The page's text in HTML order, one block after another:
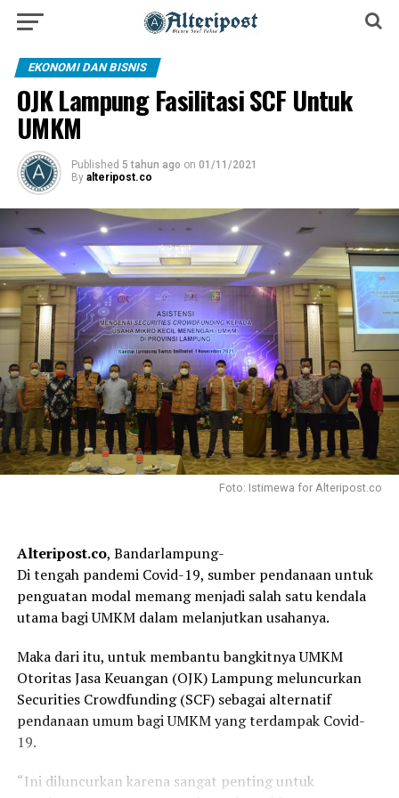
EKONOMI DAN BISNIS
OJK Lampung Fasilitasi SCF Untuk
UMKM
Published 5 tahun ago on 01/11/2021
By alteripost.co
Foto: Istimewa for Alteripost.co
Alteripost.co, Bandarlampung-
Di tengah pandemi Covid-19, sumber pendanaan untuk
penguatan modal memang menjadi salah satu kendala
utama bagi UMKM dalam melanjutkan usahanya.
Maka dari itu, untuk membantu bangkitnya UMKM
Otoritas Jasa Keuangan (OJK) Lampung meluncurkan
Securities Crowdfunding (SCF) sebagai alternatif
pendanaan umum bagi UMKM yang terdampak Covid-
19.
“Ini diluncurkan karena sangat penting untuk